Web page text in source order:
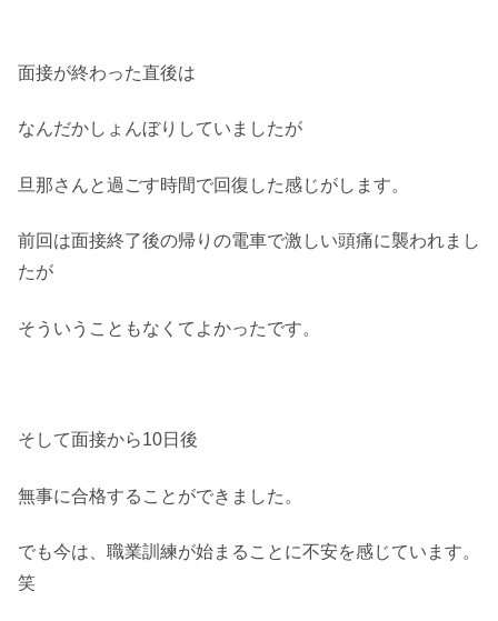
面接が終わった直後は
なんだかしょんぼりしていましたが
旦那さんと過ごす時間で回復した感じがします。
前回は面接終了後の帰りの電車で激しい頭痛に襲われまし
たが
そういうこともなくてよかったです。
そして面接から10日後
無事に合格することができました。
でも今は、職業訓練が始まることに不安を感じています。
笑